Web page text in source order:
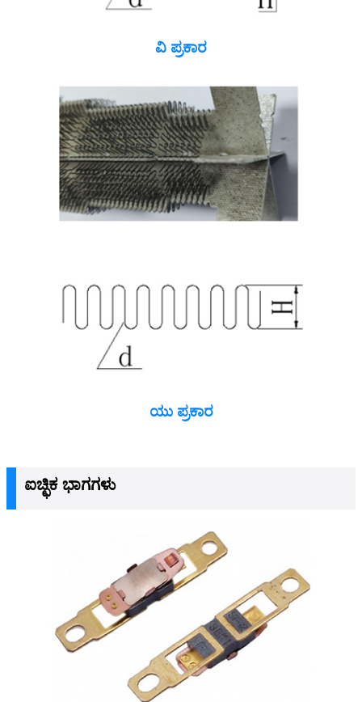
ವಿ ಪ್ರಕಾರ
ಯು ಪ್ರಕಾರ
ಐಚ್ಛಿಕ ಭಾಗಗಳು